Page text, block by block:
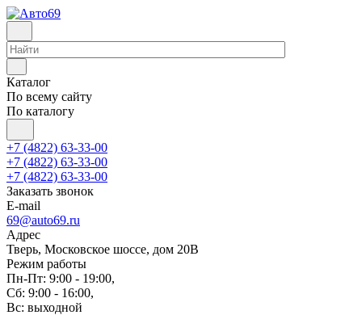
Каталог
По всему сайту
По каталогу
+7 (4822) 63-33-00
+7 (4822) 63-33-00
+7 (4822) 63-33-00
Заказать звонок
E-mail
69@auto69.ru
Адрес
Тверь, Московское шоссе, дом 20В
Режим работы
Пн-Пт: 9:00 - 19:00,
Сб: 9:00 - 16:00,
Вс: выходной